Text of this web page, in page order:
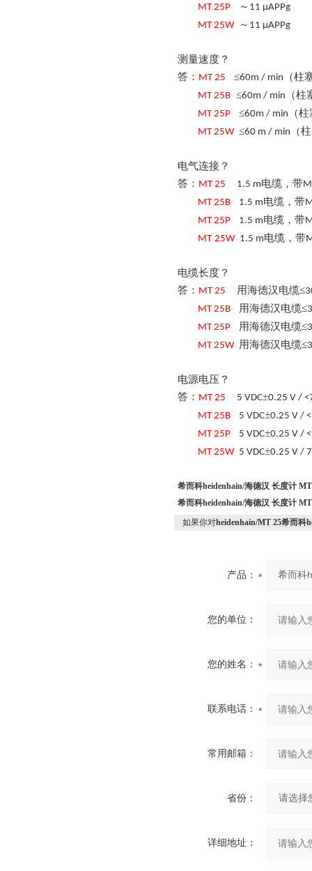
MT25P ～ 11 µAPPg
MT25W ～ 11 µAPPg
测量速度？
答： MT25 ≤60m / min （柱
MT25B ≤60m / min （
MT25P ≤60m / min （
MT25W ≤60 m / min （
电气连接？
答： MT25 1.5 m电缆，带
MT25B 1.5 m电缆，带
MT25P 1.5 m电缆，带
MT 25W 1.5 m电缆，带
电缆长度？
答： MT25 用海德汉电缆≤
MT25B 用海德汉电缆≤
MT25P 用海德汉电缆≤
MT25W 用海德汉电缆≤
电源电压？
答： MT25 5 VDC±0.25 V /
MT25B 5 VDC±0.25 V /
MT25P 5 VDC±0.25 V /
MT25W 5 VDC±0.25 V /
希而科heidenhain/海德汉 长度计
希而科heidenhain/海德汉 长度计
如果你对heidenhain/MT 25希而科
产品：
您的单位：
您的姓名：
联系电话：
常用邮箱：
省份：
详细地址：